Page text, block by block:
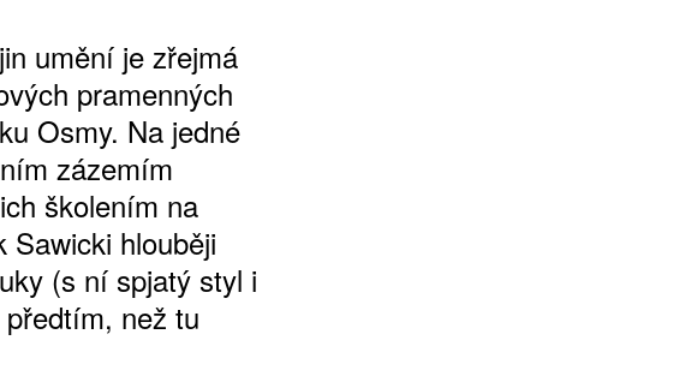
umění je zřejmá
pramenných
Osmy. Na jedné
zázemím
školením na
Sawicki hlouběji
(s ní spjatý styl i
než tu